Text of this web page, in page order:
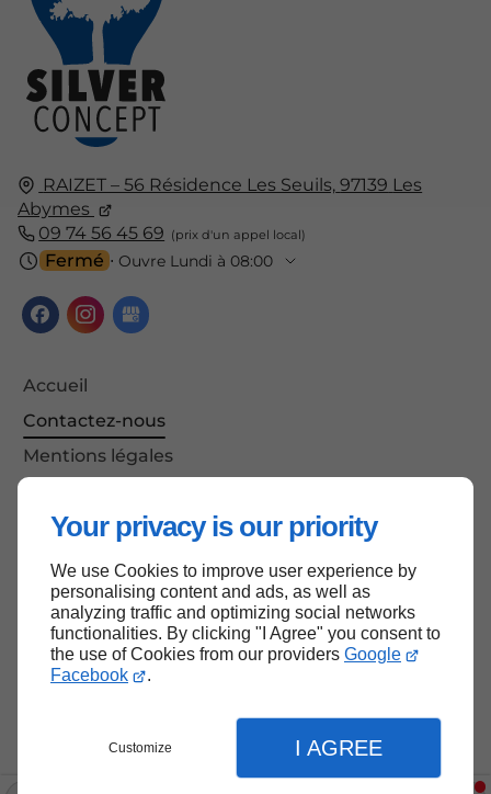
Your privacy is our priority
We use Cookies to improve user experience by
personalising content and ads, as well as
analyzing traffic and optimizing social networks
functionalities. By clicking "I Agree" you consent to
the use of Cookies from our providers Google
Facebook
.
Customize I AGREE
RAIZET – 56 Résidence Les Seuils, 97139 Les
Abymes
09 74 56 45 69
Fermé ⋅ Ouvre Lundi à 08:00
Accueil
Contactez-nous
Mentions légales
Haut de page